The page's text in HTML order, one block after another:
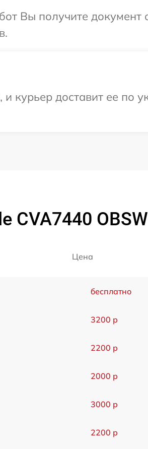
Вы получите документ
курьер доставит ее по
OBSW
Цена
бесплатно
3200 р
2200 р
2000 р
3000 р
2200 р